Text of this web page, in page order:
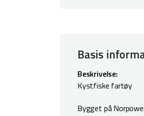
Basis
Beskrivelse:
Kystfiske fartøy
Bygget på